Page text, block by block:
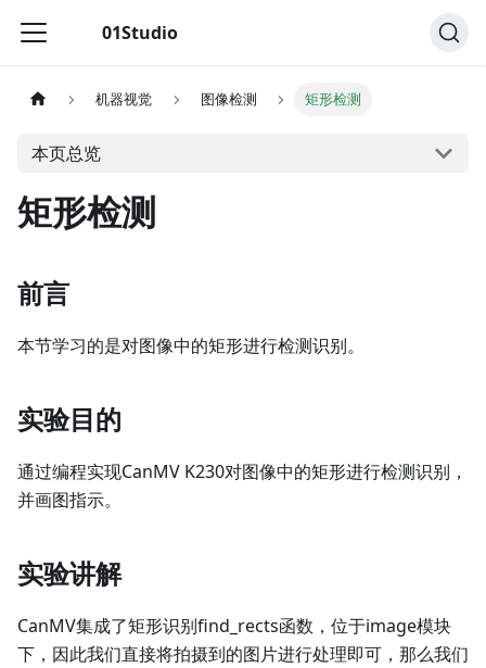
01Studio
机器视觉 图像检测 矩形检测
本页总览
矩形检测
前言
本节学习的是对图像中的矩形进行检测识别。
实验目的
通过编程实现CanMV K230对图像中的矩形进行检测识别，
并画图指示。
实验讲解
CanMV集成了矩形识别find_rects函数，位于image模块
下，因此我们直接将拍摄到的图片进行处理即可，那么我们